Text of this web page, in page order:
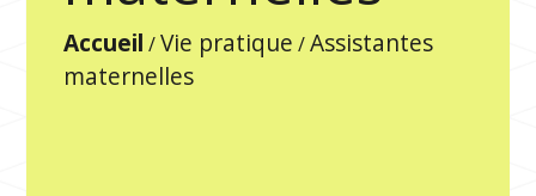
Accueil /Vie pratique /Assistantes
maternelles